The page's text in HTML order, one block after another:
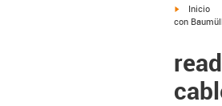
igus-icon-
Inicio
con